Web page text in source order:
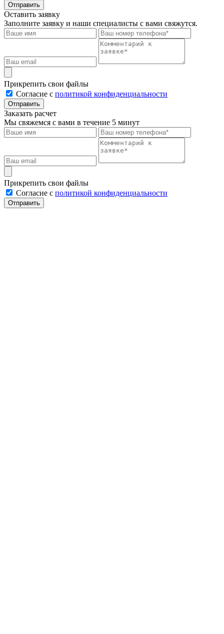
Отправить
Оставить заявку
Заполните заявку и наши специалисты с вами свяжутся.
Прикрепить свои файлы
Cогласие с политикой конфиденциальности
Отправить
Заказать расчет
Мы свяжемся с вами в течение 5 минут
Прикрепить свои файлы
Cогласие с политикой конфиденциальности
Отправить